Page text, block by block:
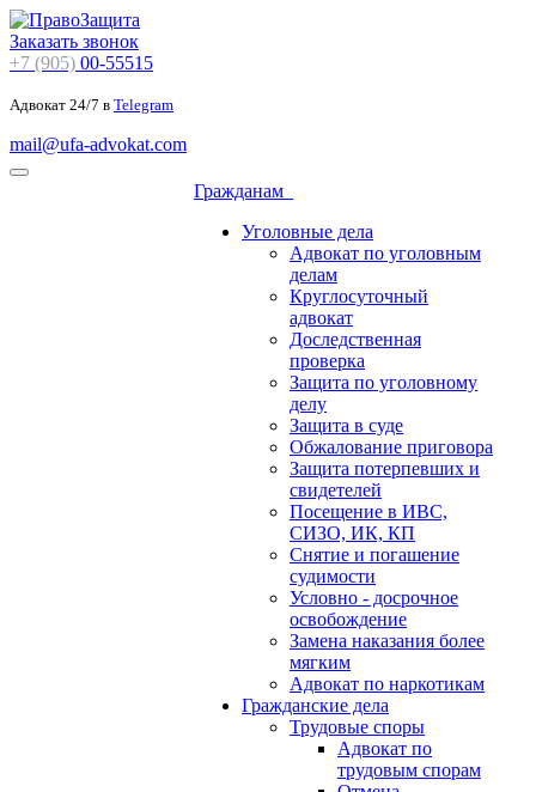
Заказать звонок
+7 (905) 00-55515
Адвокат 24/7 в Telegram
mail@ufa-advokat.com
Гражданам
Уголовные дела
Адвокат по уголовным
делам
Круглосуточный
адвокат
Доследственная
проверка
Защита по уголовному
делу
Защита в суде
Обжалование приговора
Защита потерпевших и
свидетелей
Посещение в ИВС,
СИЗО, ИК, КП
Снятие и погашение
судимости
Условно - досрочное
освобождение
Замена наказания более
мягким
Адвокат по наркотикам
Гражданские дела
Трудовые споры
Адвокат по
трудовым спорам